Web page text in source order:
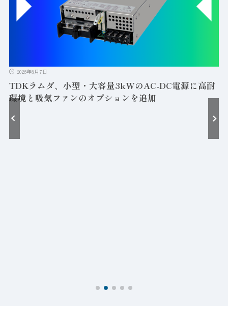
2026年8月7日
TDKラムダ、小型・大容量3kWのAC-DC電源に高耐
環境と吸気ファンのオプションを追加